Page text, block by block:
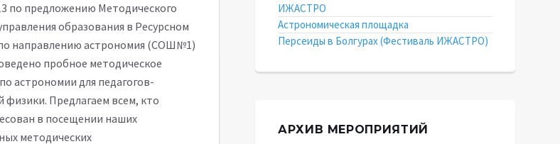
по предложению Методического
образования в Ресурсном
направлению астрономия (СОШ№1)
пробное методическое
астрономии для педагогов-
физики. Предлагаем всем, кто
в посещении наших
методических
ИЖАСТРО
Астрономическая площадка
Персеиды в Болгурах (Фестиваль ИЖАСТРО)
АРХИВ МЕРОПРИЯТИЙ